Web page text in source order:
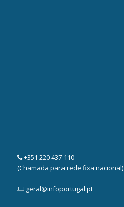
+351 220 437 110
(Chamada para rede fixa nacional)
geral@infoportugal.pt